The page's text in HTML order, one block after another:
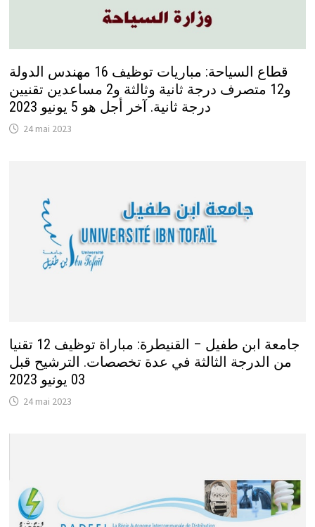
قطاع السياحة: مباريات توظيف 16 مهندس الدولة
و12 متصرف درجة ثانية وثالثة و2 مساعدين تقنيين
درجة ثانية. آخر أجل هو 5 يونيو 2023
24 mai 2023
جامعة ابن طفيل – القنيطرة: مباراة توظيف 12 تقنيا
من الدرجة الثالثة في عدة تخصصات. الترشيح قبل
03 يونيو 2023
24 mai 2023